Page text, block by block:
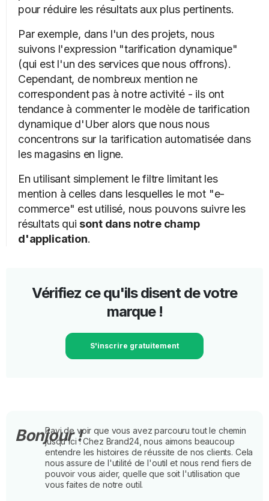
pour réduire les résultats aux plus pertinents.
Par exemple, dans l'un des projets, nous
suivons l'expression "tarification dynamique"
(qui est l'un des services que nous offrons).
Cependant, de nombreux mention ne
correspondent pas à notre activité - ils ont
tendance à commenter le modèle de tarification
dynamique d'Uber alors que nous nous
concentrons sur la tarification automatisée dans
les magasins en ligne.
En utilisant simplement le filtre limitant les
mention à celles dans lesquelles le mot "e-
commerce" est utilisé, nous pouvons suivre les
résultats qui sont dans notre champ
d'application.
Vérifiez ce qu'ils disent de votre
marque !
S'inscrire gratuitement
Bonjour !
Ravi de voir que vous avez parcouru tout le chemin
jusqu'ici ! Chez Brand24, nous aimons beaucoup
entendre les histoires de réussite de nos clients. Cela
nous assure de l'utilité de l'outil et nous rend fiers de
pouvoir vous aider, quelle que soit l'utilisation que
vous faites de notre outil.